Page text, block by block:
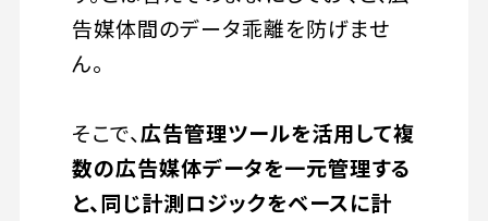
告媒体間のデータ乖離を防げませ
ん。
そこで、広告管理ツールを活用して複
数の広告媒体データを一元管理する
と、同じ計測ロジックをベースに計